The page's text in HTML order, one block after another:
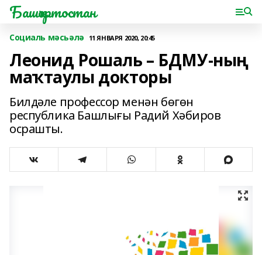
Башҡортостан
Социаль мәсьәлә 11 ЯНВАРЯ 2020, 20:45
Леонид Рошаль – БДМУ-ның
маҡтаулы докторы
Билдәле профессор менән бөгөн
республика Башлығы Радий Хәбиров
осрашты.